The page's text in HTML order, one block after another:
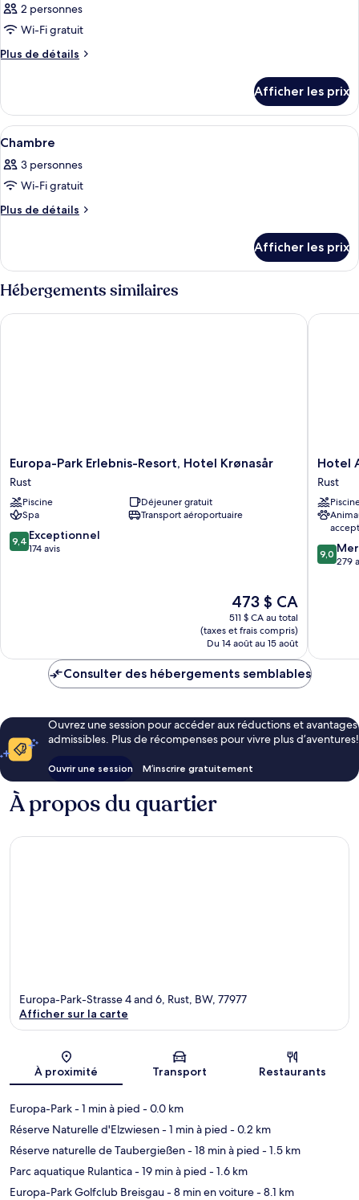
les
photos
pour
de
chambre :
Chambre
2 personnes
Wi-Fi gratuit
Plus de détails
Plus
Chambre
Afficher les prix
Afficher
toutes
les
photos
pour
de
chambre :
Chambre
Un lit superposé avec une tête de
3
Chambre
3 personnes
Wi-Fi gratuit
Plus de détails
Plus
Chambre
Afficher les prix
Hébergements similaires
Europa-
Park
Erlebnis-
Resort,
Hotel
Krønasår
Rust
Europa-Park Erlebnis-Resort, Hotel Krønasår
Rust
Piscine
Déjeuner gratuit
Spa
Transport aéroportuaire
9.4
sur
9,4 Exceptionnel
174 avis
Le
prix
est
de
473 $ CA
473 $ CA
511 $ CA au total
(taxes et frais compris)
Du 14 août au 15 août
Europa-Park Erlebnis-Resort, Hotel Krønasår
Hotel
Andante
Rust
Rust
Hotel
Rust
9.0
sur
9,0
279
Hotel
Consulter des hébergements semblables
Ouvrez une session pour accéder aux réductions et avantages
admissibles. Plus de récompenses pour vivre plus d’aventures!
Ouvrir une session M’inscrire gratuitement
À propos du quartier
Carte
Europa-Park-Strasse 4 and 6, Rust, BW, 77977
Afficher sur la carte
À proximité Transport Restaurants
Europa-Park- 1 min à pied - 0.0 km
Réserve Naturelle d'Elzwiesen- 1 min à pied - 0.2 km
Réserve naturelle de Taubergießen- 18 min à pied - 1.5 km
Parc aquatique Rulantica- 19 min à pied - 1.6 km
Europa-Park Golfclub Breisgau- 8 min en voiture- 8.1 km